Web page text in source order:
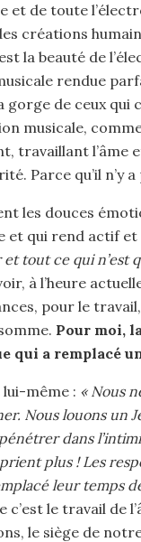
et de toute
créations
la beauté de
rendue
de ceux qui
musicale,
travaillant l’âme
Parce qu’il n’y
les douces
et qui rend actif
tout ce qui n’est
à l’heure
pour le
Pour moi,
qui a remplacé
même : « Nous
Nous louons un
dans
plus ! Les
leur temps
c’est le travail de
le siège de